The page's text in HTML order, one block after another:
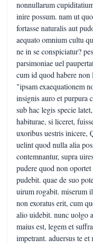
nonnullarum
inire possum. nam ut
fortasse naturalis aut
aequato omnium cultu
ne in se conspiciatur?
parsimoniae uel
cum id quod habere
"ipsam exaequationem
insignis auro et purpura
sub hac legis specie
habiturae, si liceret,
uxoribus uestris inicere,
uelint quod nulla alia
contemnantur, supra
pudere quod non
pudebit. quae de suo
uirum rogabit. miserum
non exoratus erit, cum
alio uidebit. nunc uolgo
maius est, legem et
impetrant. aduersus te